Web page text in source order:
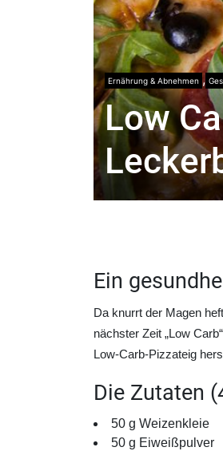
Ernährung & Abnehmen ,
Low
Ein
Da knurrt der Magen
nächster Zeit „Low
Low-Carb-Pizzateig
Die Zutaten
50 g Weizenkleie
50 g Eiweißpulver